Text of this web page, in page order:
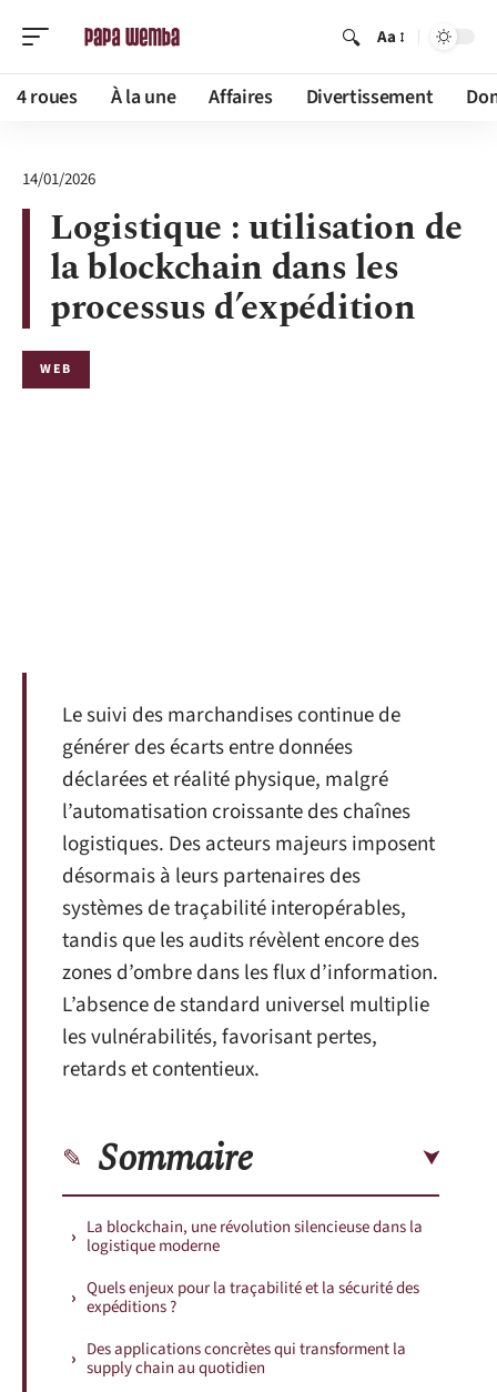
Aa
4 roues À la une Affaires Divertissement
14/01/2026
Logistique : utilisation de
la blockchain dans les
processus d’expédition
WEB
Le suivi des marchandises continue de
générer des écarts entre données
déclarées et réalité physique, malgré
l’automatisation croissante des chaînes
logistiques. Des acteurs majeurs imposent
désormais à leurs partenaires des
systèmes de traçabilité interopérables,
tandis que les audits révèlent encore des
zones d’ombre dans les flux d’information.
L’absence de standard universel multiplie
les vulnérabilités, favorisant pertes,
retards et contentieux.
Sommaire
La blockchain, une révolution silencieuse dans la
logistique moderne
Quels enjeux pour la traçabilité et la sécurité des
expéditions ?
Des applications concrètes qui transforment la
supply chain au quotidien